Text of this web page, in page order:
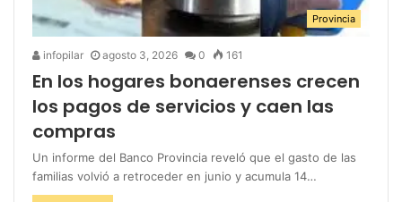
Provincia
infopilar agosto 3, 2026 0 161
En los hogares bonaerenses crecen
los pagos de servicios y caen las
compras
Un informe del Banco Provincia reveló que el gasto de las
familias volvió a retroceder en junio y acumula 14…